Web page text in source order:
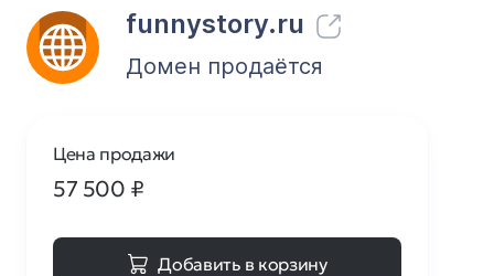
funnystory.ru
Домен продаётся
Цена продажи
57 500 ₽
Добавить в корзину